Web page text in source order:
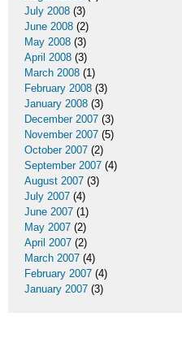
July 2008 (3)
June 2008 (2)
May 2008 (3)
April 2008 (3)
March 2008 (1)
February 2008 (3)
January 2008 (3)
December 2007 (3)
November 2007 (5)
October 2007 (2)
September 2007 (4)
August 2007 (3)
July 2007 (4)
June 2007 (1)
May 2007 (2)
April 2007 (2)
March 2007 (4)
February 2007 (4)
January 2007 (3)